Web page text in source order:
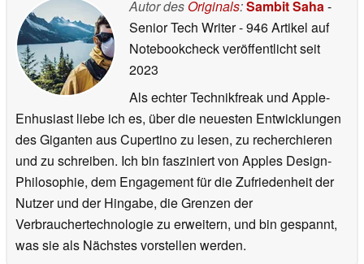
Autor des Originals:Sambit Saha-
Senior Tech Writer- 946 Artikel auf
Notebookcheck veröffentlichtseit
2023
Als echter Technikfreak und Apple-
Enhusiast liebe ich es, über die neuesten Entwicklungen
des Giganten aus Cupertino zu lesen, zu recherchieren
und zu schreiben. Ich bin fasziniert von Apples Design-
Philosophie, dem Engagement für die Zufriedenheit der
Nutzer und der Hingabe, die Grenzen der
Verbrauchertechnologie zu erweitern, und bin gespannt,
was sie als Nächstes vorstellen werden.